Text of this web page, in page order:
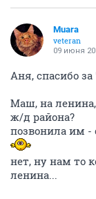
Muara
veteran
09 июня
Аня, спасибо
Маш, на
ж/д района?
позвонила им -
нет, ну нам то
ленина...